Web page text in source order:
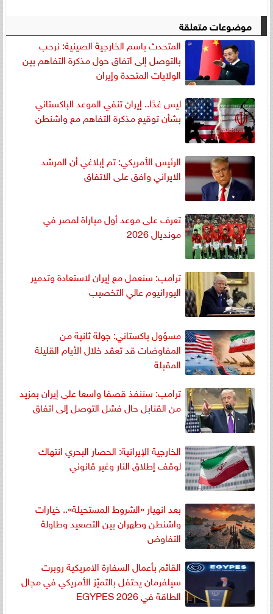
موضوعات متعلقة
المتحدث باسم الخارجية الصينية: نرحب
بالتوصل إلى اتفاق حول مذكرة التفاهم بين
الولايات المتحدة وإيران
ليس غدًا.. إيران تنفي الموعد الباكستاني
بشأن توقيع مذكرة التفاهم مع واشنطن
الرئيس الأمريكي: تم إبلاغي أن المرشد
الايراني وافق على الاتفاق
تعرف على موعد أول مباراة لمصر في
مونديال 2026
ترامب: سنعمل مع إيران لاستعادة وتدمير
اليورانيوم عالي التخصيب
مسؤول باكستاني: جولة ثانية من
المفاوضات قد تعقد خلال الأيام القليلة
المقبلة
ترامب: سننفذ قصفا واسعا على إيران بمزيد
من القنابل حال فشل التوصل إلى اتفاق
الخارجية الإيرانية: الحصار البحري انتهاك
لوقف إطلاق النار وغير قانوني
بعد انهيار «الشروط المستحيلة».. خيارات
واشنطن وطهران بين التصعيد وطاولة
التفاوض
القائم بأعمال السفارة الامريكية روبرت
سيلفرمان يحتفل بالتميّز الأمريكي في مجال
الطاقة في EGYPES 2026